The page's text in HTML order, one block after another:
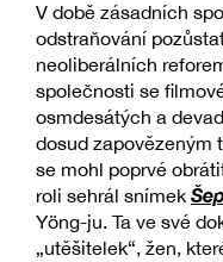
V době zásadních
odstraňování
neoliberálních
společnosti se
osmdesátých a
dosud zapovězeným
se mohl poprvé
roli sehrál snímek
Yöng-ju. Ta ve své
„utěšitelek“, žen,